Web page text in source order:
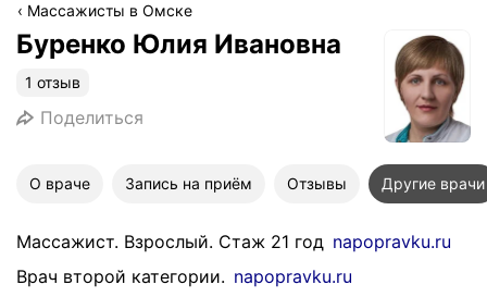
Массажисты в Омске
Буренко Юлия Ивановна
1 отзыв
Поделиться
О враче Запись на приём Отзывы Другие врачи
Массажист. Взрослый. Стаж 21 год napopravku.ru
Врач второй категории. napopravku.ru